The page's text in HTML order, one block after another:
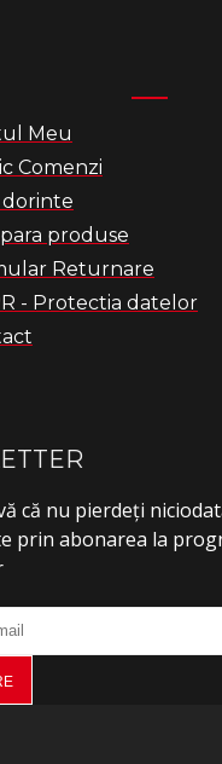
Meu
Comenzi
dorinte
produse
Returnare
- Protectia datelor
că nu pierdeți
prin abonarea la